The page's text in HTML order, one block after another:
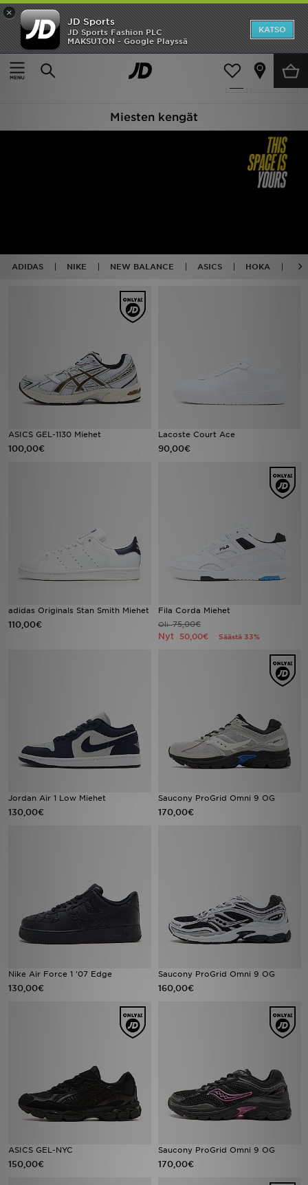
×
JD Sports
JD Sports Fashion PLC
MAKSUTON - Google Playssä
KATSO
Etusivu
Miehet Miesten kengät
Suodata
588 tuotetta
Miesten kengät
ADIDAS NIKE NEW BALANCE ASICS HOKA AF1
ASICS GEL-1130 Miehet
100,00€
Lacoste Court Ace
90,00€
adidas Originals Stan Smith Miehet
110,00€
Fila Corda Miehet
Oli75,00€
Nyt 50,00€ Säästä 33%
Jordan Air 1 Low Miehet
130,00€
Saucony ProGrid Omni 9 OG
170,00€
Nike Air Force 1 '07 Edge
130,00€
Saucony ProGrid Omni 9 OG
160,00€
ASICS GEL-NYC
150,00€
Saucony ProGrid Omni 9 OG
170,00€
Etusivu
Ale
Lataa JD-sovellus
Minun JD
Minun viestini